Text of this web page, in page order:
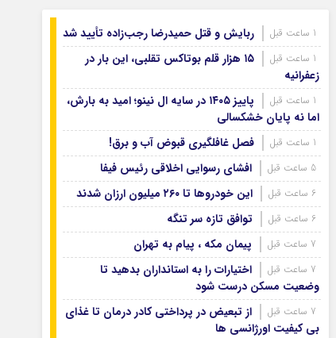
رمز عبور
مرا به خاطر بسپار
آرشیو ۱۴۰۵
آرشیو ۱۴۰۴
آرشیو ۱۴۰۳
آرشیو ۱۴۰۲
آرشیو ۱۴۰۱
آرشیو ۱۴۰۰
آرشیو ۱۳۹۹
آرشیو ۱۳۹۸
آرشیو ۱۳۹۷
ربایش و قتل حمیدرضا رجب‌زاده تأیید شد
۱۵ هزار قلم بوتاکس تقلبی، این بار در
زعفرانیه
پاییز ۱۴۰۵ در سایه ال‌ نینو؛ امید به بارش،
اما نه پایان خشکسالی
فصل غافلگیری قبوض آب و برق!
افشای رسوایی اخلاقی رئیس فیفا
این خودروها تا ۲۶۰ میلیون ارزان شدند
توافق تازه سر تنگه
پیمان مکه ، پیام به تهران
اختیارات را به استانداران بدهید تا
وضعیت مسکن درست شود
از تبعیض در پرداختی کادر درمان تا غذای
بی کیفیت اورژانسی ها